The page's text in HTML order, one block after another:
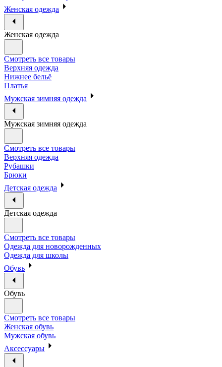
Женская одежда
Женская одежда
Смотреть все товары
Верхняя одежда
Нижнее бельё
Платья
Мужская зимняя одежда
Мужская зимняя одежда
Смотреть все товары
Верхняя одежда
Рубашки
Брюки
Детская одежда
Детская одежда
Смотреть все товары
Одежда для новорожденных
Одежда для школы
Обувь
Обувь
Смотреть все товары
Женская обувь
Мужская обувь
Аксессуары